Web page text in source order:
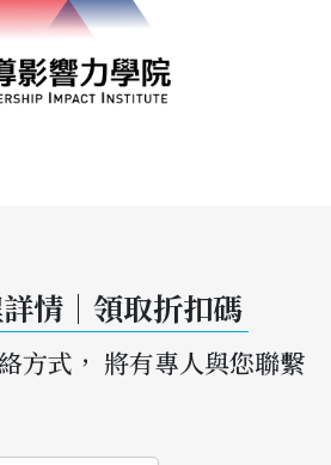
情｜領取折扣碼
方式， 將有專人與您聯繫